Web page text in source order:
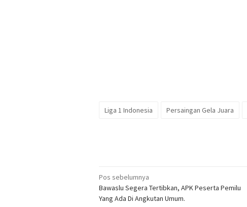
Liga 1 Indonesia Persaingan Gela Juara
Navigasi
pos
Pos sebelumnya
Bawaslu Segera Tertibkan, APK Peserta Pemilu
Yang Ada Di Angkutan Umum.